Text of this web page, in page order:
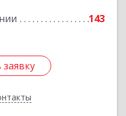
143